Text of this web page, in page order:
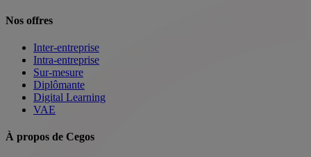
Nos offres
Inter-entreprise
Intra-entreprise
Sur-mesure
Diplômante
Digital Learning
VAE
À propos de Cegos